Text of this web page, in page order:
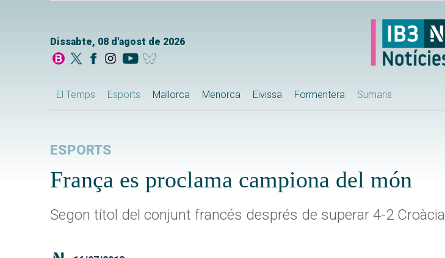
Dissabte, 08 d'agost de 2026
El Temps Esports Mallorca Menorca Eivissa Formentera Sumaris
ESPORTS
França es proclama campiona del món
Segon títol del conjunt francés després de superar 4-2 Croàcia